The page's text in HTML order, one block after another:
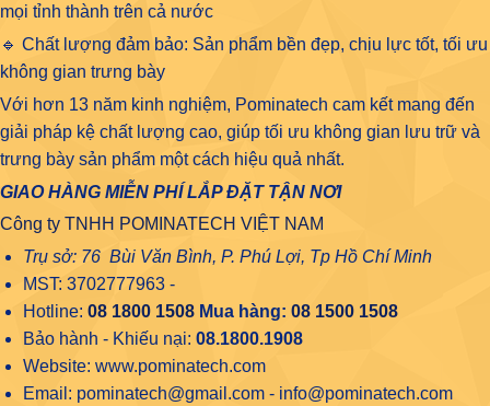
mọi tỉnh thành trên cả nước
🔹 Chất lượng đảm bảo: Sản phẩm bền đẹp, chịu lực tốt, tối ưu
không gian trưng bày
Với hơn 13 năm kinh nghiệm, Pominatech cam kết mang đến
giải pháp kệ chất lượng cao, giúp tối ưu không gian lưu trữ và
trưng bày sản phẩm một cách hiệu quả nhất.
GIAO HÀNG MIỄN PHÍ LẮP ĐẶT TẬN NƠI
Công ty TNHH POMINATECH VIỆT NAM
Trụ sở: 76 Bùi Văn Bình, P. Phú Lợi, Tp Hồ Chí Minh
MST: 3702777963 -
Hotline: 08 1800 1508Mua hàng: 08 1500 1508
Bảo hành - Khiếu nại: 08.1800.1908
Website: www.pominatech.com
Email: pominatech@gmail.com - info@pominatech.com